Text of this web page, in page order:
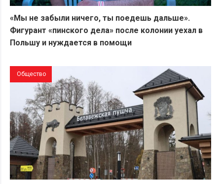
«Мы не забыли ничего, ты поедешь дальше».
Фигурант «пинского дела» после колонии уехал в
Польшу и нуждается в помощи
Общество